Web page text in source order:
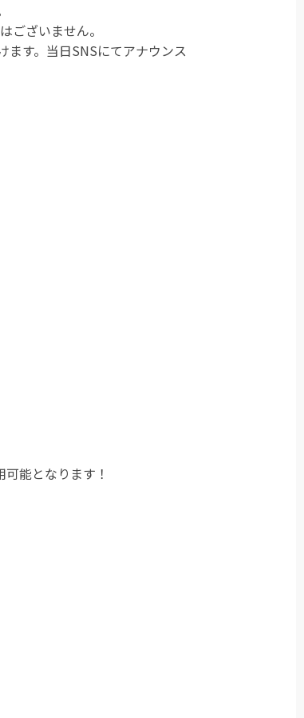
ございません。
す。当日SNSにてアナウンス
能となります！